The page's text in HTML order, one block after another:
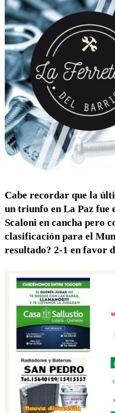
Cabe recordar que la
un triunfo en La Paz fue
Scaloni en cancha pero
clasificación para el
resultado? 2-1 en favor